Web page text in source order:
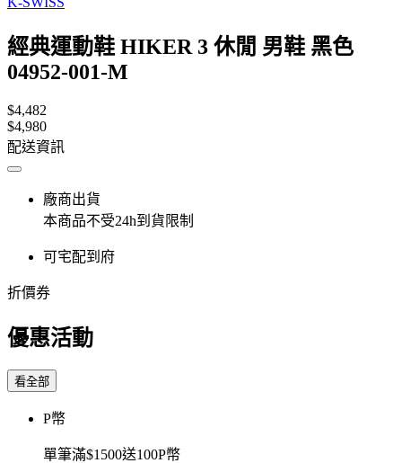
經典運動鞋 HIKER 3 休閒 男鞋 黑色
04952-001-M
$4,482
$4,980
配送資訊
廠商出貨
本商品不受24h到貨限制
可宅配到府
折價券
優惠活動
看全部
P幣
單筆滿$1500送100P幣